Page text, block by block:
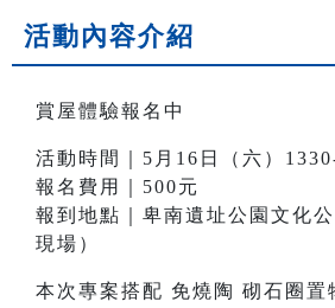
活動內容介紹
賞屋體驗報名中
活動時間｜5月16日（六）
報名費用｜500元
報到地點｜卑南遺址公園文化
現場）
本次專案搭配 免燒陶 砌石圈置